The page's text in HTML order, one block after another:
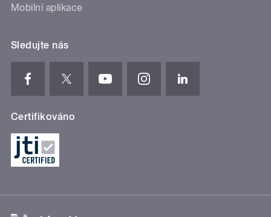
Mobilní aplikace
Sledujte nás
Certifikováno